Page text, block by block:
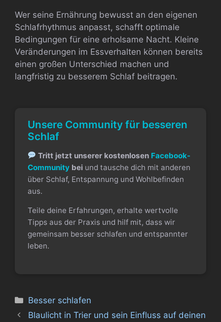
Wer seine Ernährung bewusst an den eigenen
Schlafrhythmus anpasst, schafft optimale
Bedingungen für eine erholsame Nacht. Kleine
Veränderungen im Essverhalten können bereits
einen großen Unterschied machen und
langfristig zu besserem Schlaf beitragen.
Unsere Community für besseren
Schlaf
Tritt jetzt unserer kostenlosen Facebook-
Communitybeiund tausche dich mit anderen
über Schlaf, Entspannung und Wohlbefinden
aus.
Teile deine Erfahrungen, erhalte wertvolle
Tipps aus der Praxis und hilf mit, dass wir
gemeinsam besser schlafen und entspannter
leben.
Kategorien
Besser schlafen
Blaulicht in Trier und sein Einfluss auf deinen